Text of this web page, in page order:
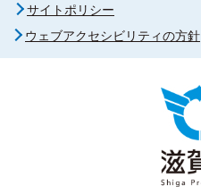
サイトポリシー
ウェブアクセシビリティの方針